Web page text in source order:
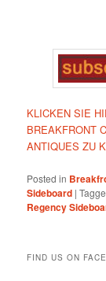
KLICKEN SIE
BREAKFRONT
ANTIQUES ZU
Posted in
Sideboard |
Regency
FIND US ON